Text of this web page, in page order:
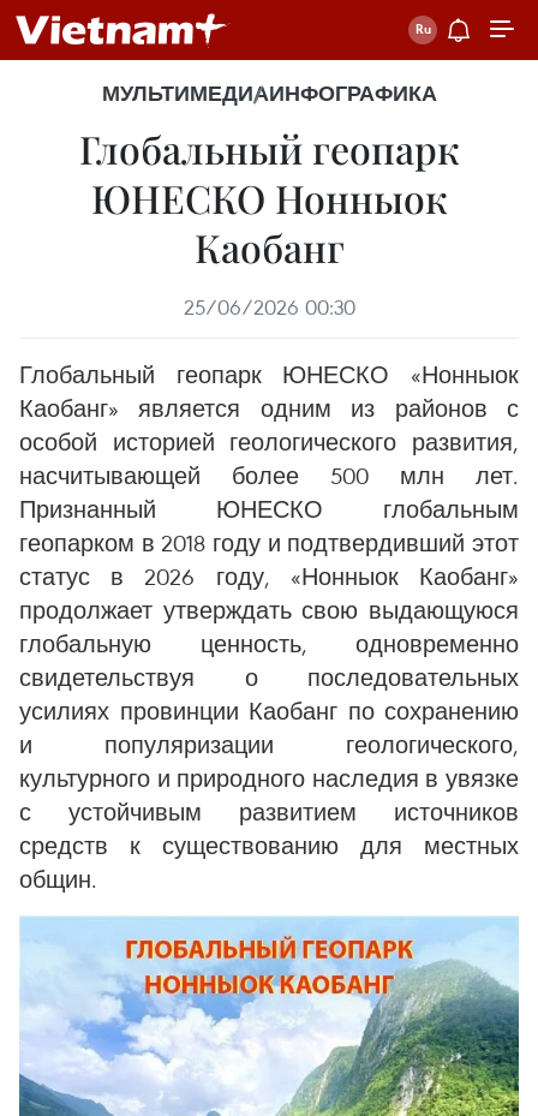
МУЛЬТИМЕДИАИНФОГРАФИКА
Глобальный геопарк
ЮНЕСКО Нонныок
Каобанг
25/06/2026 00:30
Глобальный геопарк ЮНЕСКО «Нонныок
Каобанг» является одним из районов с
особой историей геологического развития,
насчитывающей более 500 млн лет.
Признанный ЮНЕСКО глобальным
геопарком в 2018 году и подтвердивший этот
статус в 2026 году, «Нонныок Каобанг»
продолжает утверждать свою выдающуюся
глобальную ценность, одновременно
свидетельствуя о последовательных
усилиях провинции Каобанг по сохранению
и популяризации геологического,
культурного и природного наследия в увязке
с устойчивым развитием источников
средств к существованию для местных
общин.